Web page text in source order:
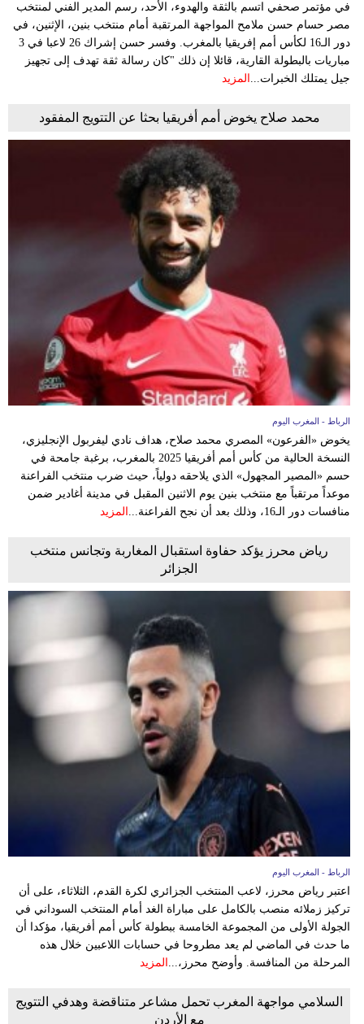
في مؤتمر صحفي اتسم بالثقة والهدوء، الأحد، رسم المدير الفني لمنتخب
مصر حسام حسن ملامح المواجهة المرتقبة أمام منتخب بنين، الإثنين، في
دور الـ16 لكأس أمم إفريقيا بالمغرب. وفسر حسن إشراك 26 لاعبا في 3
مباريات بالبطولة القارية، قائلا إن ذلك "كان رسالة ثقة تهدف إلى تجهيز
جيل يمتلك الخبرات... المزيد
محمد صلاح يخوض أمم أفريقيا بحثا عن التتويج المفقود
الرباط - المغرب اليوم
يخوض «الفرعون» المصري محمد صلاح، هداف نادي ليفربول الإنجليزي،
النسخة الحالية من كأس أمم أفريقيا 2025 بالمغرب، برغبة جامحة في
حسم «المصير المجهول» الذي يلاحقه دولياً، حيث ضرب منتخب الفراعنة
موعداً مرتقباً مع منتخب بنين يوم الاثنين المقبل في مدينة أغادير ضمن
منافسات دور الـ16، وذلك بعد أن نجح الفراعنة...
المزيد
رياض محرز يؤكد حفاوة استقبال المغاربة وتجانس منتخب
الجزائر
الرباط - المغرب اليوم
اعتبر رياض محرز، لاعب المنتخب الجزائري لكرة القدم، الثلاثاء، على أن
تركيز زملائه منصب بالكامل على مباراة الغد أمام المنتخب السوداني في
الجولة الأولى من المجموعة الخامسة ببطولة كأس أمم أفريقيا، مؤكدا أن
ما حدث في الماضي لم يعد مطروحا في حسابات اللاعبين خلال هذه
المرحلة من المنافسة. وأوضح محرز،... المزيد
السلامي مواجهة المغرب تحمل مشاعر متناقضة وهدفي التتويج
مع الأردن